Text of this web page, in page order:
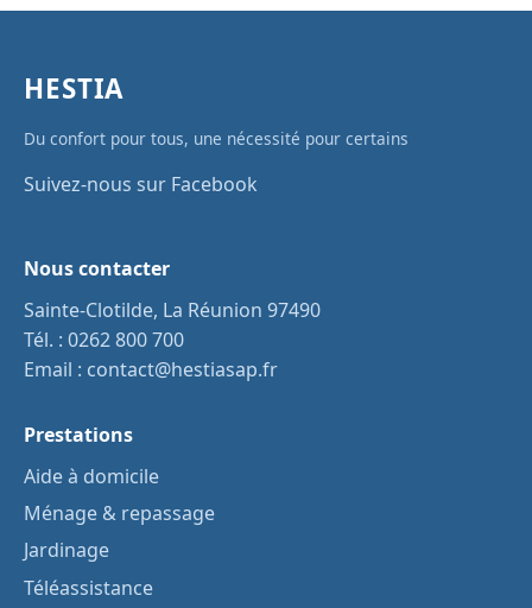
HESTIA
Du confort pour tous, une nécessité pour certains
Suivez-nous sur Facebook
Nous contacter
Sainte-Clotilde, La Réunion 97490
Tél. : 0262 800 700
Email : contact@hestiasap.fr
Prestations
Aide à domicile
Ménage & repassage
Jardinage
Téléassistance